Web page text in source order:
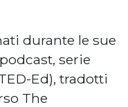
durante le sue
serie
Ed), tradotti
The